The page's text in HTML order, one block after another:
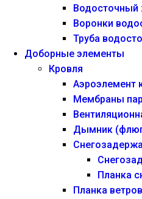
Водосточный
Воронки
Труба
Доборные элементы
Кровля
Аэроэлемент
Мембраны
Дымник
Планка
Планка